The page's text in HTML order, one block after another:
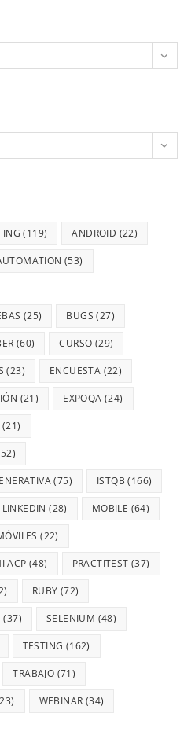
(119) ANDROID (22)
(53)
(25) BUGS (27)
(60) CURSO (29)
(23) ENCUESTA (22)
(21) EXPOQA (24)
(21)
(75) ISTQB (166)
LINKEDIN (28) MOBILE (64)
(22)
ACP (48) PRACTITEST (37)
RUBY (72)
(37) SELENIUM (48)
TESTING (162)
TRABAJO (71)
WEBINAR (34)